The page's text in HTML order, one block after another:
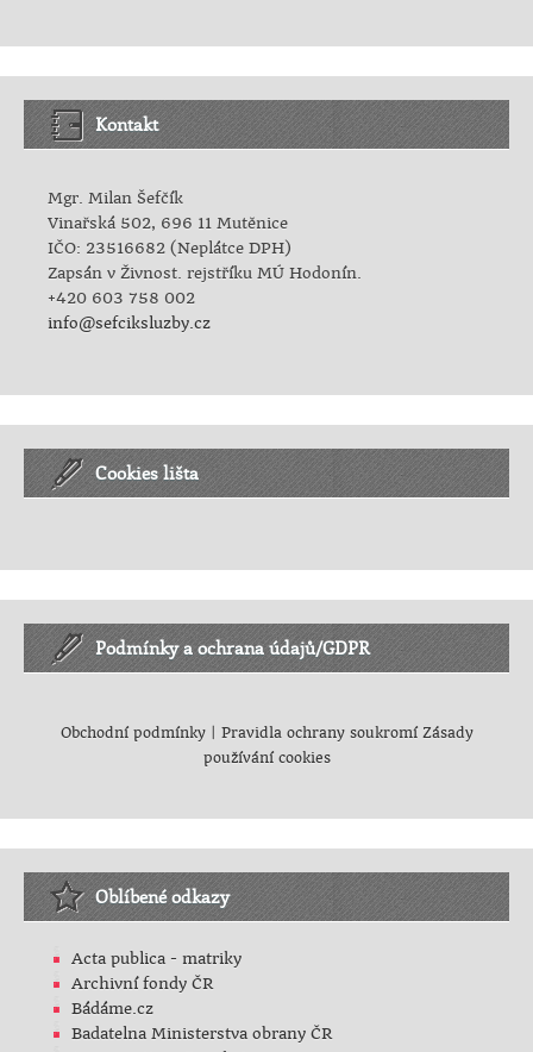
Kontakt
Mgr. Milan Šefčík
Vinařská 502, 696 11 Mutěnice
IČO: 23516682 (Neplátce DPH)
Zapsán v Živnost. rejstříku MÚ Hodonín.
+420 603 758 002
info@sefciksluzby.cz
Cookies lišta
Podmínky a ochrana údajů/GDPR
Obchodní podmínky| Pravidla ochrany soukromí Zásady
používání cookies
Oblíbené odkazy
Acta publica - matriky
Archivní fondy ČR
Bádáme.cz
Badatelna Ministerstva obrany ČR